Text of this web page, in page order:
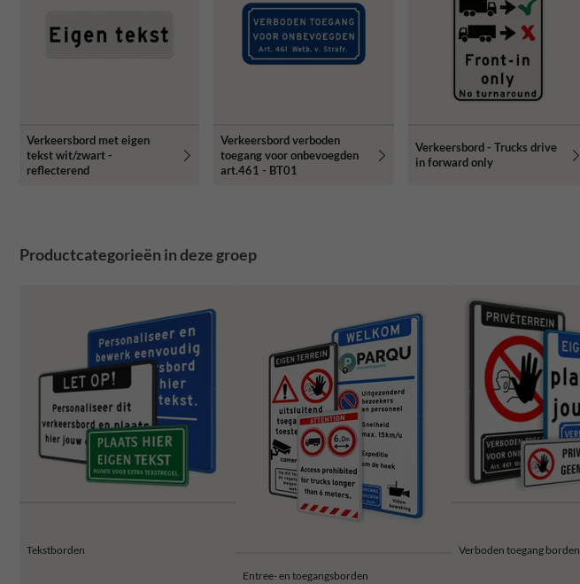
Verkeersbord met eigen
tekst wit/zwart -
reflecterend
Verkeersbord verboden
toegang voor onbevoegden
art.461 - BT01
Verkeersbord - Trucks drive
in forward only
Productcategorieën in deze groep
Tekstborden
Entree- en toegangsborden
Verboden toegang borden